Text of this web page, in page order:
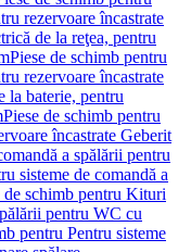
rezervoare încastrate
de la reţea, pentru
Piese de schimb pentru
rezervoare încastrate
la baterie, pentru
Piese de schimb pentru
încastrate Geberit
a spălării pentru
sisteme de comandă a
de schimb pentru Kituri
pentru WC cu
pentru Pentru sisteme